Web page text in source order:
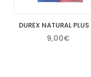
9,00€